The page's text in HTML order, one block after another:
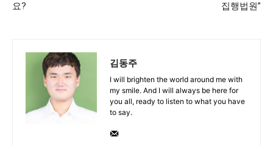
요?
집행법원”
김동주
I will brighten the world around me with
my smile. And I will always be here for
you all, ready to listen to what you have
to say.